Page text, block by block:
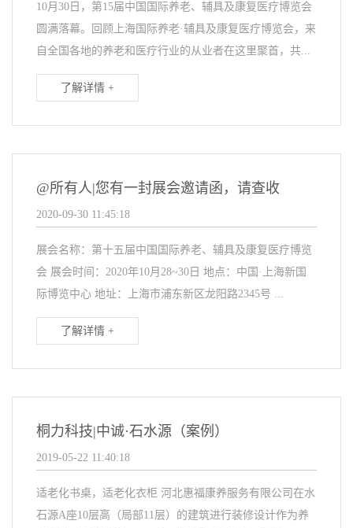
10月30日，第15届中国国际养老、辅具及康复医疗博览会
圆满落幕。回顾上海国际养老·辅具及康复医疗博览会，来
自全国各地的养老和医疗行业的从业者在这里聚首，共...
了解详情 +
@所有人|您有一封展会邀请函，请查收
2020-09-30 11:45:18
展会名称：第十五届中国国际养老、辅具及康复医疗博览
会 展会时间：2020年10月28~30日 地点：中国·上海新国
际博览中心 地址：上海市浦东新区龙阳路2345号 ...
了解详情 +
桐力科技|中诚·石水源（案例）
2019-05-22 11:40:18
适老化书桌，适老化衣柜 河北惠福康养服务有限公司在水
石源A座10层高（局部11层）的建筑进行装修设计作为养